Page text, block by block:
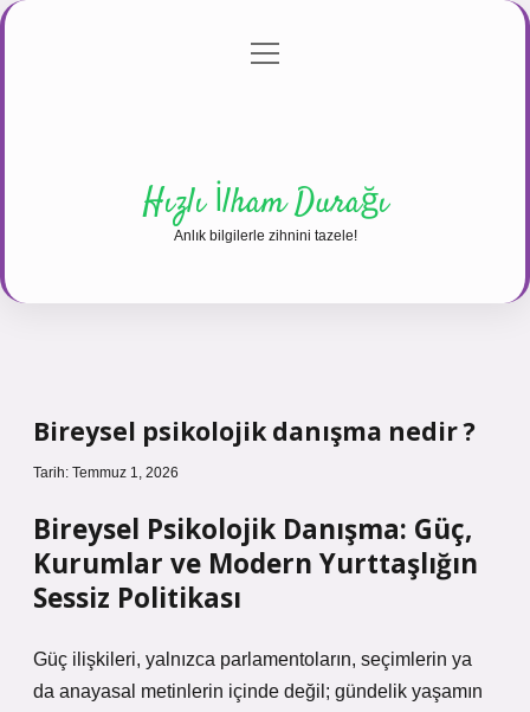
Gizlilik Politikası
menüyü
Hızlı İlham Durağı
Anlık bilgilerle zihnini tazele!
Bireysel psikolojik danışma nedir ?
Tarih: Temmuz 1, 2026
Bireysel Psikolojik Danışma: Güç,
Kurumlar ve Modern Yurttaşlığın
Sessiz Politikası
Güç ilişkileri, yalnızca parlamentoların, seçimlerin ya
da anayasal metinlerin içinde değil; gündelik yaşamın